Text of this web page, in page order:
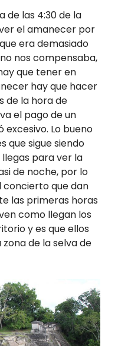
de las 4:30 de la
el amanecer por
era demasiado
nos compensaba,
que tener en
hay que hacer
de la hora de
el pago de un
Lo bueno
que sigue siendo
para ver la
de noche, por lo
concierto que dan
las primeras horas
como llegan los
y es que ellos
de la selva de